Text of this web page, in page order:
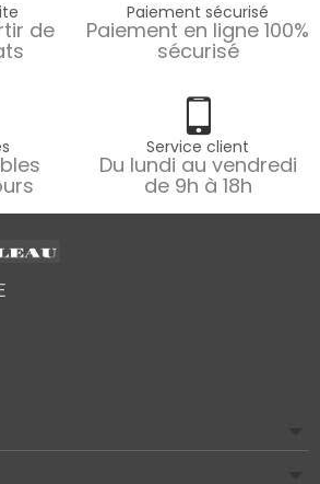
de
Paiement sécurisé
Paiement en ligne 100%
sécurisé
Service client
Du lundi au vendredi
de 9h à 18h